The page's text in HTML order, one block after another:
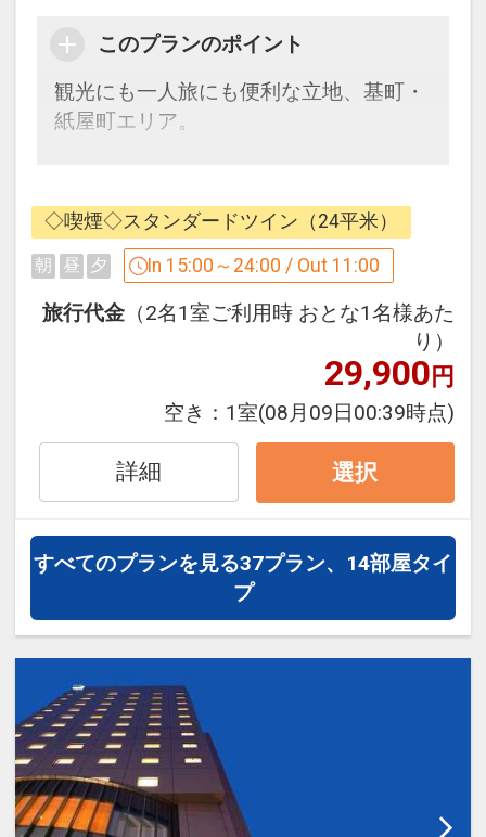
15分→「紙屋町西」電停下車、徒歩2分
■周辺施設■
・広島城 … 徒歩約5分
・ひろしま美術館 … 徒歩すぐ
・広島グリーンアリーナ（広島県立総合
体育館）… 徒歩約5分
・縮景園、広島県立美術館 … 徒歩約15分
・MAZDA Zoom-Zoom スタジアム広島
… ホテルよりバスにて約20分
・広島エディオンスタジアム
… ホテルよりアストラムライン「県庁
前」駅乗車約30分、広域公園前」下車、
設定期間：2023年4月24日～2027年5月
インターネットコース番号：DP-2-
200000024563
このプランのポイント
観光にも一人旅にも便利な立地、基町・
紙屋町エリア。
着）隣接という
分かりやすい抜群の立地で、迷わず楽々
チェックイン。
皆様の貴重な時間をしっかりとサポート
いたします。
・客室は全て14階、22平米以上
・バスルームには、女性に嬉しい拡大鏡
・ズボンプレッサー、加湿空気清浄機完
備
■アクセス■
・広島バスセンター（広島空港リムジン
バス発着）すぐ隣！
15分→「紙屋町西」電停下車、徒歩2分
・タクシーで8分
■周辺施設■
・平和記念公園、原爆ドーム … 徒歩約5
分
◇喫煙◇スタンダードツイン（24平米）
朝 昼 夕 In 15:00～24:00 / Out 11:00
旅行代金 （2名1室ご利用時 おとな1名様あた
り）
29,900円
空き： 1室(08月09日00:39時点)
詳細 選択
すべてのプランを見る37プラン、14部屋タイ
プ